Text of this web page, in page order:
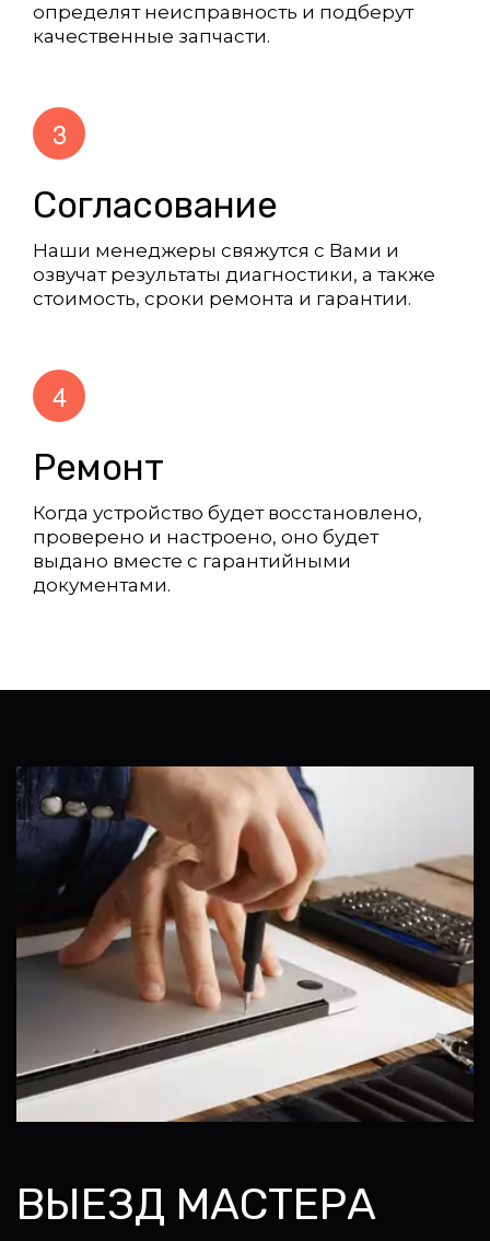
определят неисправность и подберут
качественные запчасти.
Согласование
Наши менеджеры свяжутся с Вами и
озвучат результаты диагностики, а также
стоимость, сроки ремонта и гарантии.
Ремонт
Когда устройство будет восстановлено,
проверено и настроено, оно будет
выдано вместе с гарантийными
документами.
ВЫЕЗД МАСТЕРА